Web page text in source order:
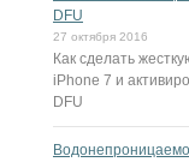
DFU
27 октября 2016
Как сделать
iPhone 7 и
DFU